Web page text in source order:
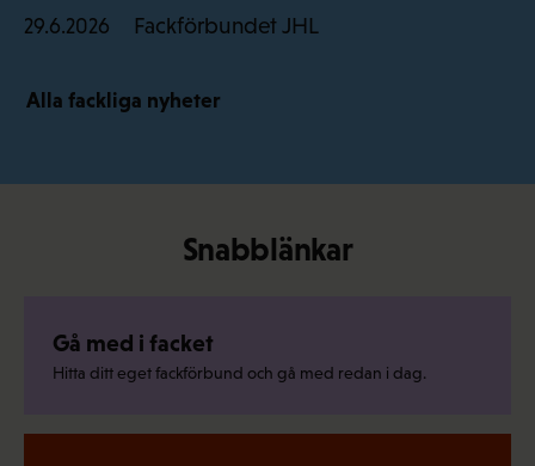
29.6.2026 Fackförbundet JHL
Alla fackliga nyheter
Snabblänkar
Gå med i facket
Hitta ditt eget fackförbund och gå med redan i dag.